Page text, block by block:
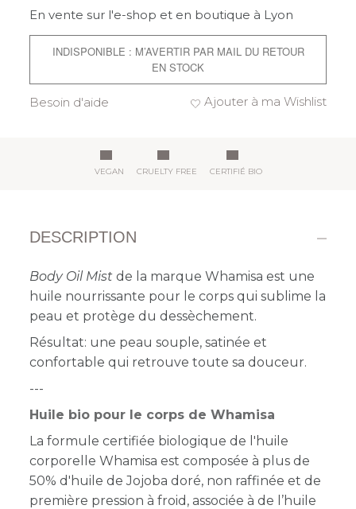
En vente sur l'e-shop et en boutique à Lyon
INDISPONIBLE : M’AVERTIR PAR MAIL DU RETOUR
EN STOCK
Ajouter à ma Wishlist
Besoin d'aide
VEGAN CRUELTY FREE CERTIFIÉ BIO
DESCRIPTION
Body Oil Mist de la marque Whamisa est une
huile nourrissante pour le corps qui sublime la
peau et protège du dessèchement.
Résultat: une peau souple, satinée et
confortable qui retrouve toute sa douceur.
---
Huile bio pour le corps de Whamisa
La formule certifiée biologique de l'huile
corporelle Whamisa est composée à plus de
50% d'huile de Jojoba doré, non raffinée et de
première pression à froid, associée à de l’huile